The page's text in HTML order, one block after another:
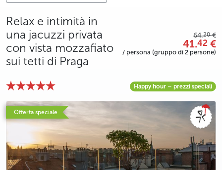
Relax e intimità in
una jacuzzi privata
con vista mozzafiato
sui tetti di Praga
64.20€
41.42 €
/ persona (gruppo di 2 persone)
Happy hour – prezzi speciali
Offerta speciale
photo 5
photo 6
photo 7
photo 8
photo 9
photo 10
photo 11